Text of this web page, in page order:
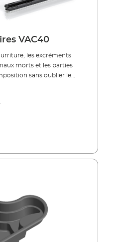
insuffisant Inclus
10 m mode
VAC40
les excréments
morts et les parties
sans oublier les
de jardin. Sur le
en formant de la
du fond de l'étang. La
embout
buse de sol à